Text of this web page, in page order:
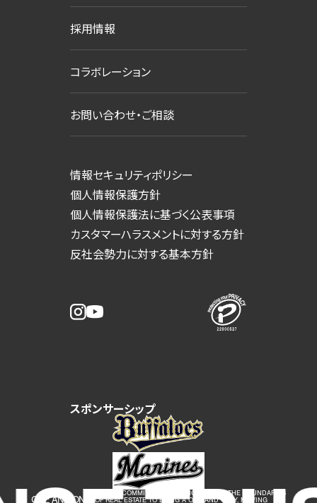
採用情報
コラボレーション
お問い合わせ・ご相談
情報セキュリティポリシー
個人情報保護方針
個人情報保護法に基づく公表事項
カスタマーハラスメントに対する方針
反社会勢力に対する基本方針
ONE AND ONLY
WE ARE COMMITTED TO GOING BEYOND THE BOUNDARIES
OF REAL ESTATE TO BRING A ONE AND ONLY, MOVING
スポンサーシップ